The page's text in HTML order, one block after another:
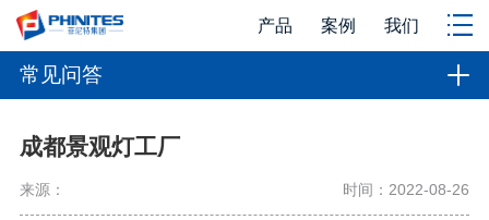
产品 案例 我们
常见问答
成都景观灯工厂
来源： 时间：2022-08-26